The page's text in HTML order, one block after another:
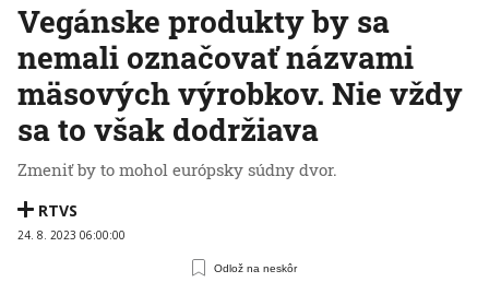
Vegánske produkty by sa
nemali označovať názvami
mäsových výrobkov. Nie vždy
sa to však dodržiava
Zmeniť by to mohol európsky súdny dvor.
RTVS
24. 8. 2023 06:00:00
Odlož na neskôr